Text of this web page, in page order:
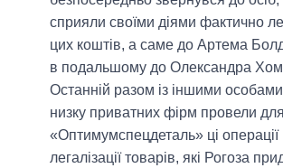
сприяли своїми діями фактично
цих коштів, а саме до Артема
в подальшому до Олександра
Останній разом із іншими
низку приватних фірм провели для
«Оптимумспецдеталь» ці операції
легалізації товарів, які Рогоза